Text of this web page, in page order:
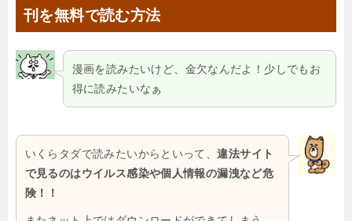
刊を無料で読む方法
漫画を読みたいけど、金欠なんだよ！少しでもお
得に読みたいなぁ
いくらタダで読みたいからといって、違法サイト
で見るのはウイルス感染や個人情報の漏洩など危
険！！